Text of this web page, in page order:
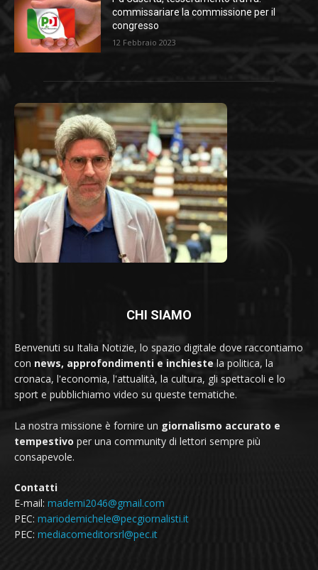
commissariare la commissione per il
congresso
12 Febbraio 2023
CHI SIAMO
Benvenuti su Italia Notizie, lo spazio digitale dove raccontiamo
con news, approfondimenti e inchieste la politica, la
cronaca, l'economia, l'attualità, la cultura, gli spettacoli e lo
sport e pubblichiamo video su queste tematiche.
La nostra missione è fornire un giornalismo accurato e
tempestivo per una community di lettori sempre più
consapevole.
Contatti
E-mail: mademi2046@gmail.com
PEC: mariodemichele@pecgiornalisti.it
PEC: mediacomeditorsrl@pec.it